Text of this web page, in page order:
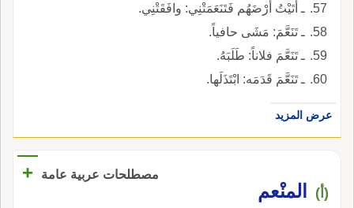
ـ أتَيْتُ أرْضَهُم فَتَنَعَمَتْنِي: وافَقَتْنِي.
ـ تَنَعَّمَ: مَشَى حافياً.
ـ تَنَعَّمَ فلاناً: طَلَبَهُ.
ـ تَنَعَّمَ قَدَمَه: ابْتَذَلَها.
عرض المزيد
مصطلحات عربية عامة +
(أ) المنْعم